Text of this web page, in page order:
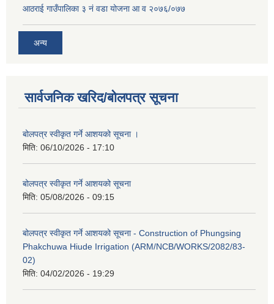
आठराई गाउँपालिका ३ नं वडा योजना आ व २०७६/०७७
अन्य
सार्वजनिक खरिद/बोलपत्र सूचना
बोलपत्र स्वीकृत गर्ने आशयको सूचना ।
मिति: 06/10/2026 - 17:10
बोलपत्र स्वीकृत गर्ने आशयको सूचना
मिति: 05/08/2026 - 09:15
बोलपत्र स्वीकृत गर्ने आशयको सूचना - Construction of Phungsing
Phakchuwa Hiude Irrigation (ARM/NCB/WORKS/2082/83-
02)
मिति: 04/02/2026 - 19:29